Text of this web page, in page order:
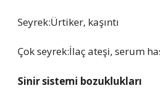
Seyrek:Ürtiker, kaşıntı
Çok seyrek:İlaç ateşi, serum
Sinirsistemi bozuklukları